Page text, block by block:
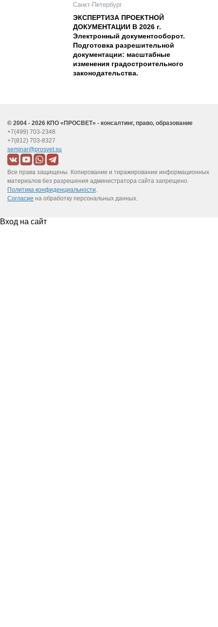
Санкт-Петербург
ЭКСПЕРТИЗА ПРОЕКТНОЙ
ДОКУМЕНТАЦИИ В 2026 г.
Электронный документооборот.
Подготовка разрешительной
документации: масштабные
изменения градостроительного
законодательства.
© 2004 - 2026 КПО «ПРОСВЕТ» - консалтинг, право, образование
+7(499) 703-2348
+7(812) 703-8327
seminar@prosvet.su
Все права защищены. Копирование и тиражирование информационных
материалов без разрешения администратора сайта запрещено.
Политика конфиденциальности.
Согласие на обработку персональных данных.
Вход на сайт